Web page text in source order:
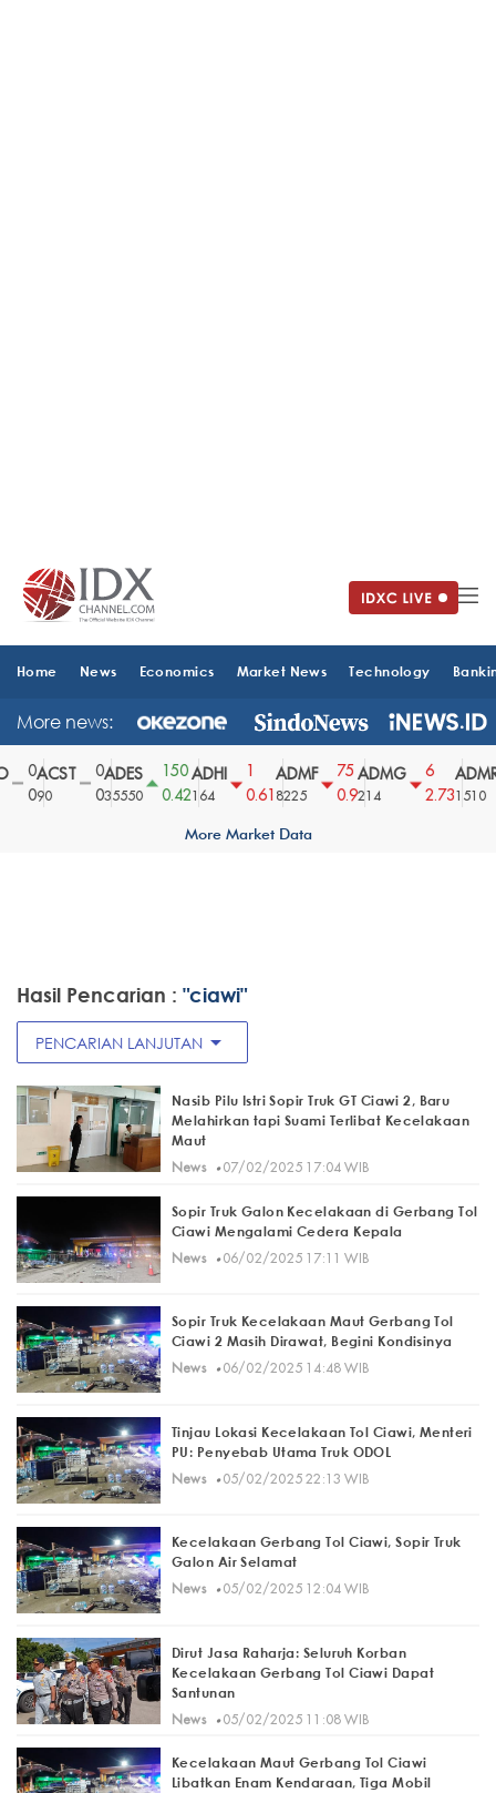
Home News Economics Market News Technology
More news:
ACST
90
ADES
35550
150
0.42
ADHI
164
0.61
ADMF
8225
75
0.9
ADMG
214
2.73
ADMR
1510
More Market Data
Hasil Pencarian : "ciawi"
PENCARIAN LANJUTAN arrow_drop_down
Nasib Pilu Istri Sopir Truk GT Ciawi 2, Baru
Melahirkan tapi Suami Terlibat Kecelakaan
Maut
News· 07/02/2025 17:04 WIB
Sopir Truk Galon Kecelakaan di Gerbang Tol
Ciawi Mengalami Cedera Kepala
News· 06/02/2025 17:11 WIB
Sopir Truk Kecelakaan Maut Gerbang Tol
Ciawi 2 Masih Dirawat, Begini Kondisinya
News· 06/02/2025 14:48 WIB
Tinjau Lokasi Kecelakaan Tol Ciawi, Menteri
PU: Penyebab Utama Truk ODOL
News· 05/02/2025 22:13 WIB
Kecelakaan Gerbang Tol Ciawi, Sopir Truk
Galon Air Selamat
News· 05/02/2025 12:04 WIB
Dirut Jasa Raharja: Seluruh Korban
Kecelakaan Gerbang Tol Ciawi Dapat
Santunan
News· 05/02/2025 11:08 WIB
Kecelakaan Maut Gerbang Tol Ciawi
Libatkan Enam Kendaraan, Tiga Mobil